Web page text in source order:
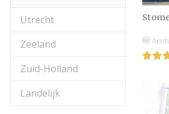
Utrecht
Zeeland
Zuid-Holland
Landelijk